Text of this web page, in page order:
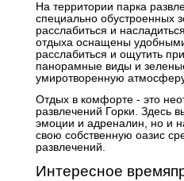
На территории парка
специально обустроенных
расслабиться и
отдыха оснащены
расслабиться и ощутить
панорамные виды и
умиротворенную
Отдых в комфорте - это
развлечений Горки. Здесь
эмоции и адреналин, но и
свою собственную оазис
развлечений.
Интересное